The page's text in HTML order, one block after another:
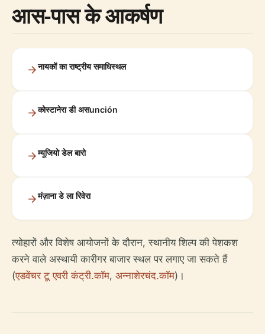
आस-पास के आकर्षण
नायकों का राष्ट्रीय समाधिस्थल
कोस्टानेरा डी असunción
म्यूजियो डेल बारो
मंज़ाना डे ला रिवेरा
त्योहारों और विशेष आयोजनों के दौरान, स्थानीय शिल्प की पेशकश
करने वाले अस्थायी कारीगर बाजार स्थल पर लगाए जा सकते हैं
(एडवेंचर टू एवरी कंट्री.कॉम, अन्नाशेरचंद.कॉम)।